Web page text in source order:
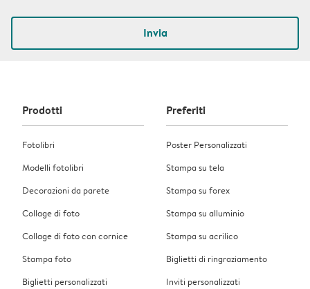
Invia
Prodotti
Fotolibri
Modelli fotolibri
Decorazioni da parete
Collage di foto
Collage di foto con cornice
Stampa foto
Biglietti personalizzati
Preferiti
Poster Personalizzati
Stampa su tela
Stampa su forex
Stampa su alluminio
Stampa su acrilico
Biglietti di ringraziamento
Inviti personalizzati